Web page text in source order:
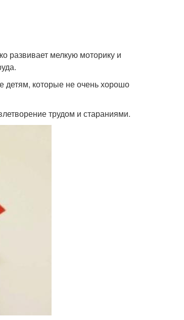
развивает мелкую моторику и
детям, которые не очень хорошо
трудом и стараниями.